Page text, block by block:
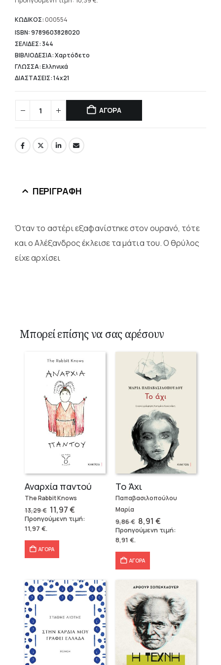
14,84 €.
είναι:
10,39 €.
ΚΩΔΙΚΟΣ: 000554
ISBN: 9789603828020
ΣΕΛΙΔΕΣ: 344
ΒΙΒΛΙΟΔΕΣΙΑ: Χαρτόδετο
ΓΛΩΣΣΑ: Ελληνικά
ΔΙΑΣΤΑΣΕΙΣ: 14x21
ΑΓΟΡΑ
ΠΕΡΙΓΡΑΦΉ
Όταν το αστέρι εξαφανίστηκε στον ουρανό, τότε
και ο Αλέξανδρος έκλεισε τα μάτια του. Ο θρύλος
είχε αρχίσει
Μπορεί επίσης να σας αρέσουν
Αναρχία παντού
The Rabbit Knows
13,29€ Original
price
was:
11,97€Η
τρέχουσα
τιμή
Προηγούμενη τιμή:
11,97 €.
ΑΓΟΡΑ
Το Άχι
Παπαβασιλοπούλου
Μαρία
9,86€ Original
price
was:
8,91 €Η
τρέχουσα
τιμή
Προηγούμενη τιμή:
8,91 €.
ΑΓΟΡΑ